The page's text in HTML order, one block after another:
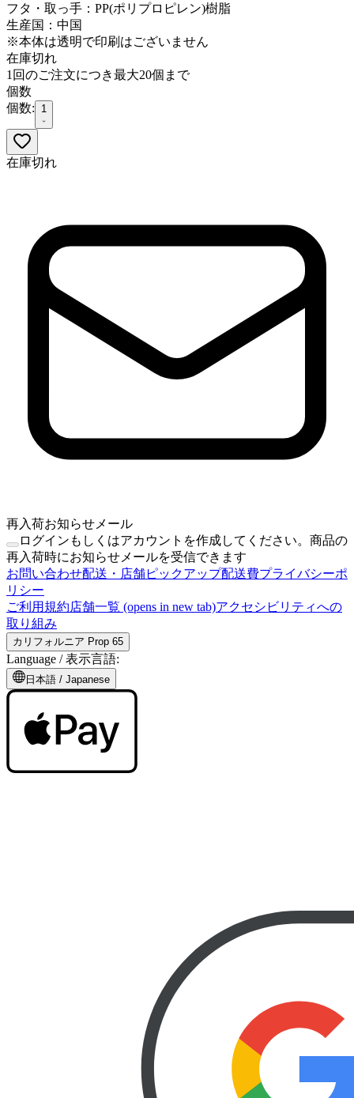
フタ・取っ手：PP(ポリプロピレン)樹脂
生産国：中国
※本体は透明で印刷はございません
在庫切れ
1回のご注文につき最大20個まで
個数
個数:
1
在庫切れ
再入荷お知らせメール
ログインもしくはアカウントを作成してください。商品の
再入荷時にお知らせメールを受信できます
お問い合わせ配送・店舗ピックアップ配送費プライバシーポ
リシー
ご利用規約店舗一覧 (opens in new tab)アクセシビリティへの
取り組み
カリフォルニア Prop 65
Language /表示言語:
日本語 / Japanese